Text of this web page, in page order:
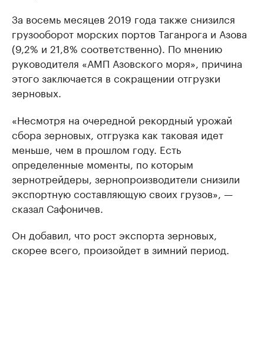
За восемь месяцев 2019 года также снизился
грузооборот морских портов Таганрога и Азова
(9,2% и 21,8% соответственно). По мнению
руководителя «АМП Азовского моря», причина
этого заключается в сокращении отгрузки
зерновых.
«Несмотря на очередной рекордный урожай
сбора зерновых, отгрузка как таковая идет
меньше, чем в прошлом году. Есть
определенные моменты, по которым
зернотрейдеры, зернопроизводители снизили
экспортную составляющую своих грузов», —
сказал Сафоничев.
Он добавил, что рост экспорта зерновых,
скорее всего, произойдет в зимний период.